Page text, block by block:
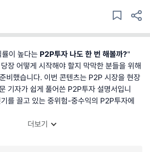
이 높다는 P2P투자 나도 한 번 해볼까?"
장 어떻게 시작해야 할지 막막한 분들을 위해
비했습니다. 이번 콘텐츠는 P2P 시장을 현장
기자가 쉽게 풀어쓴 P2P투자 설명서입니
를 끌고 있는 중위험-중수익의 P2P투자에
더보기